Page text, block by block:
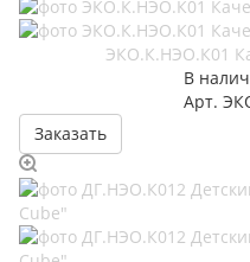
ЭКО.К.НЭО.К01
В
Арт.
Заказать